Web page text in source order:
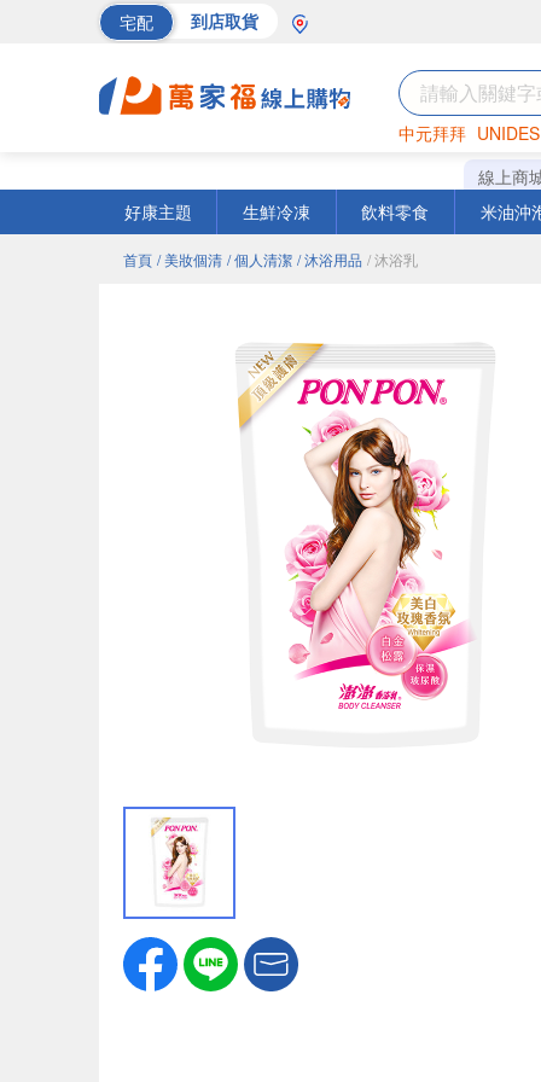
宅配 到店取貨
中元拜拜
罐頭 海苔
線上商
好康主題
生鮮冷凍 飲料零食 米油沖
首頁 / 美妝個清 / 個人清潔 / 沐浴用品 / 沐浴乳